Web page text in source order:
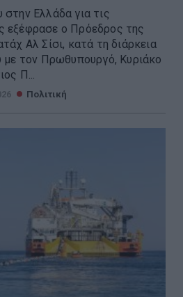
Ελλάδα για τις
εξέφρασε ο Πρόεδρος της
Αλ Σίσι, κατά τη διάρκεια
με τον Πρωθυπουργό, Κυριάκο
Π...
Πολιτική